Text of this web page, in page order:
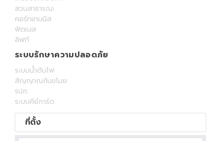
สวนสาธารณะ
คอร์ทเทนนิส
ฟิตเนส
ลิฟท์
ระบบรักษาความปลอดภัย
ระบบน้ำดับไฟ
สัญญาณกันขโมย
รปภ.
ระบบคีย์การ์ด
ที่ตั้ง